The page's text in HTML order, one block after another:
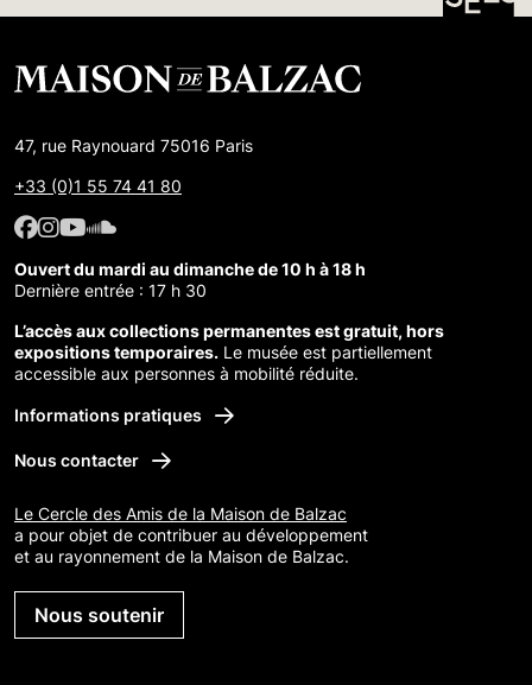
47, rue Raynouard 75016 Paris
+33 (0)1 55 74 41 80
Facebook : Maison de Balzac
Facebook : Maison de Balzac
Youtube : Maison de Balzac
SoundCloud : Maison de Balzac
Ouvert du mardi au dimanche de 10 h à 18 h
Dernière entrée : 17 h 30
L’accès aux collections permanentes est gratuit, hors
expositions temporaires. Le musée est partiellement
accessible aux personnes à mobilité réduite.
Informations pratiques
Nous contacter
Le Cercle des Amis de la Maison de Balzac
a pour objet de contribuer au développement
et au rayonnement de la Maison de Balzac.
Nous soutenir